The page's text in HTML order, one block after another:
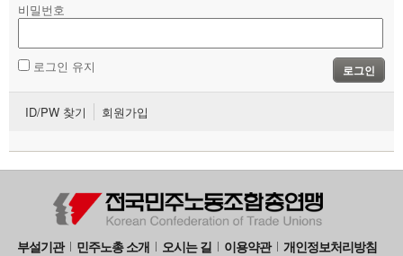
비밀번호
로그인 유지 로그인
ID/PW 찾기 회원가입
부설기관 민주노총 소개 오시는 길 이용약관 개인정보처리방침
- 미디어자료
- 카드뉴스
부설기관